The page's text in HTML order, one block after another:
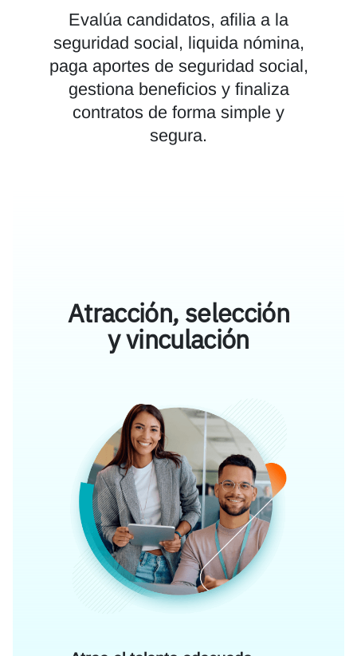
Evalúa candidatos, afilia a la
seguridad social, liquida nómina,
paga aportes de seguridad social,
gestiona beneficios y finaliza
contratos de forma simple y
segura.
Atracción, selección
y vinculación